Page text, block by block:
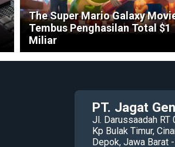
The Super Mario Galaxy
Tembus Penghasilan Total $1
Miliar
PT. Jagat
Jl. Darussaadah RT
Kp Bulak Timur,
Depok, Jawa Barat